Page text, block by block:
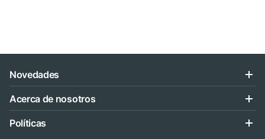
Novedades
Acerca de nosotros
Políticas